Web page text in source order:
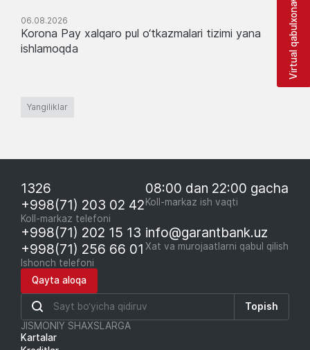
06.08.2026
Korona Pay xalqaro pul o‘tkazmalari tizimi yana
ishlamoqda
Yangiliklar
1326
+998(71) 203 02 42
Koll-markaz telefoni
08:00 dan 22:00 gacha
Koll-markaz ish vaqti
+998(71) 202 15 13
+998(71) 256 66 01
Ishonch telefoni
info@garantbank.uz
Xat va murojaatlarni qabul qilish
Qayta aloqa
Topish
JISMONIY SHAXSLARGA
Kartalar
Virtual qabulxona